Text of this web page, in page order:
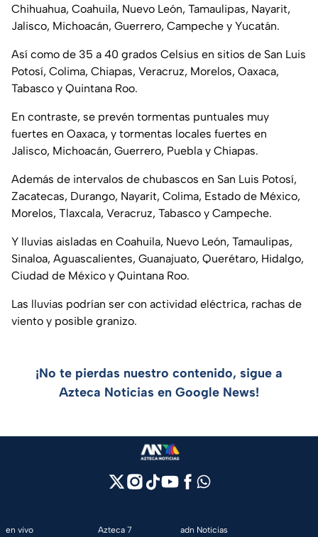
Chihuahua, Coahuila, Nuevo León, Tamaulipas, Nayarit,
Jalisco, Michoacán, Guerrero, Campeche y Yucatán.
Así como de 35 a 40 grados Celsius en sitios de San Luis
Potosí, Colima, Chiapas, Veracruz, Morelos, Oaxaca,
Tabasco y Quintana Roo.
En contraste, se prevén tormentas puntuales muy
fuertes en Oaxaca, y tormentas locales fuertes en
Jalisco, Michoacán, Guerrero, Puebla y Chiapas.
Además de intervalos de chubascos en San Luis Potosí,
Zacatecas, Durango, Nayarit, Colima, Estado de México,
Morelos, Tlaxcala, Veracruz, Tabasco y Campeche.
Y lluvias aisladas en Coahuila, Nuevo León, Tamaulipas,
Sinaloa, Aguascalientes, Guanajuato, Querétaro, Hidalgo,
Ciudad de México y Quintana Roo.
Las lluvias podrían ser con actividad eléctrica, rachas de
viento y posible granizo.
¡No te pierdas nuestro contenido, sigue a
Azteca Noticias en Google News!
en vivo
Azteca 7
adn Noticias